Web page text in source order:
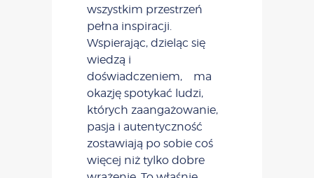
wszystkim przestrzeń
pełna inspiracji.
Wspierając, dzieląc się
wiedzą i
doświadczeniem, ma
okazję spotykać ludzi,
których zaangażowanie,
pasja i autentyczność
zostawiają po sobie coś
więcej niż tylko dobre